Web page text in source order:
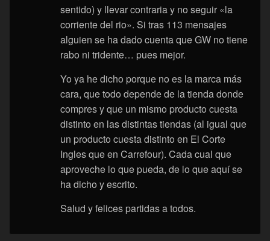
sentido) y llevar contraria y no seguir «la
corriente del rio». Si tras 113 mensajes
alguien se ha dado cuenta que GW no tiene
rabo ni tridente… pues mejor.
Yo ya he dicho porque no es la marca más
cara, que todo depende de la tienda donde
compres y que un mismo producto cuesta
distinto en las distintas tiendas (al igual que
un producto cuesta distinto en El Corte
Ingles que en Carrefour). Cada cual que
aproveche lo que pueda, de lo que aquí se
ha dicho y escrito.
Salud y felices partidas a todos.